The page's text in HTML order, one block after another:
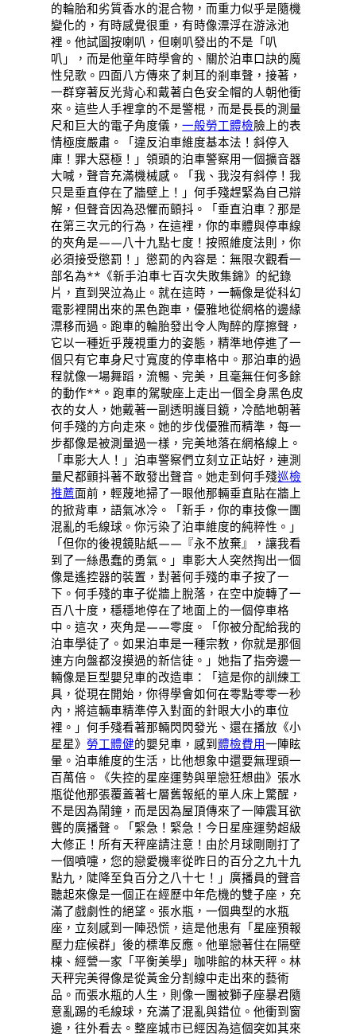
的輪胎和劣質香水的混合物，而重力似乎是隨機
變化的，有時感覺很重，有時像漂浮在游泳池
裡。他試圖按喇叭，但喇叭發出的不是「叭
叭」，而是他童年時學會的、關於泊車口訣的魔
性兒歌。四面八方傳來了刺耳的剎車聲，接著，
一群穿著反光背心和戴著白色安全帽的人朝他衝
來。這些人手裡拿的不是警棍，而是長長的測量
尺和巨大的電子角度儀，一般勞工體檢臉上的表
情極度嚴肅。「違反泊車維度基本法！斜停入
庫！罪大惡極！」領頭的泊車警察用一個擴音器
大喊，聲音充滿機械感。「我、我沒有斜停！我
只是垂直停在了牆壁上！」何手殘趕緊為自己辯
解，但聲音因為恐懼而顫抖。「垂直泊車？那是
在第三次元的行為，在這裡，你的車體與停車線
的夾角是——八十九點七度！按照維度法則，你
必須接受懲罰！」懲罰的內容是：無限次觀看一
部名為**《新手泊車七百次失敗集錦》的紀錄
片，直到哭泣為止。就在這時，一輛像是從科幻
電影裡開出來的黑色跑車，優雅地從網格的邊緣
漂移而過。跑車的輪胎發出令人陶醉的摩擦聲，
它以一種近乎蔑視重力的姿態，精準地停進了一
個只有它車身尺寸寬度的停車格中。那泊車的過
程就像一場舞蹈，流暢、完美，且毫無任何多餘
的動作**。跑車的駕駛座上走出一個全身黑色皮
衣的女人，她戴著一副透明護目鏡，冷酷地朝著
何手殘的方向走來。她的步伐優雅而精準，每一
步都像是被測量過一樣，完美地落在網格線上。
「車影大人！」泊車警察們立刻立正站好，連測
量尺都顫抖著不敢發出聲音。她走到何手殘巡檢
推薦面前，輕蔑地掃了一眼他那輛垂直貼在牆上
的掀背車，語氣冰冷。「新手，你的車技像一團
混亂的毛線球。你污染了泊車維度的純粹性。」
「但你的後視鏡貼紙——『永不放棄』，讓我看
到了一絲愚蠢的勇氣。」車影大人突然掏出一個
像是遙控器的裝置，對著何手殘的車子按了一
下。何手殘的車子從牆上脫落，在空中旋轉了一
百八十度，穩穩地停在了地面上的一個停車格
中。這次，夾角是——零度。「你被分配給我的
泊車學徒了。如果泊車是一種宗教，你就是那個
連方向盤都沒摸過的新信徒。」她指了指旁邊一
輛像是巨型嬰兒車的改造車：「這是你的訓練工
具，從現在開始，你得學會如何在零點零零一秒
內，將這輛車精準停入對面的針眼大小的車位
裡。」何手殘看著那輛閃閃發光、還在播放《小
星星》 勞工體健的嬰兒車，感到體檢費用一陣眩
暈。泊車維度的生活，比他想象中還要無理頭一
百萬倍。《失控的星座運勢與單戀狂想曲》張水
瓶從他那張覆蓋著七層舊報紙的單人床上驚醒，
不是因為鬧鐘，而是因為屋頂傳來了一陣震耳欲
聾的廣播聲。「緊急！緊急！今日星座運勢超級
大修正！所有天秤座請注意！由於月球剛剛打了
一個噴嚏，您的戀愛機率從昨日的百分之九十九
點九，陡降至負百分之八十七！」廣播員的聲音
聽起來像是一個正在經歷中年危機的雙子座，充
滿了戲劇性的絕望。張水瓶，一個典型的水瓶
座，立刻感到一陣恐慌，這是他患有「星座預報
壓力症候群」後的標準反應。他單戀著住在隔壁
棟、經營一家「平衡美學」咖啡館的林天秤。林
天秤完美得像是從黃金分割線中走出來的藝術
品。而張水瓶的人生，則像一團被獅子座暴君隨
意亂踢的毛線球，充滿了混亂與錯位。他衝到窗
邊，往外看去。整座城市已經因為這個突如其來